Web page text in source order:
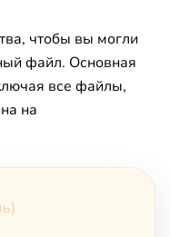
чтобы вы могли
файл. Основная
все файлы,
на